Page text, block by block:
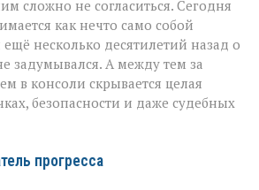
салона
сложно не согласиться. Сегодня
как нечто само собой
несколько десятилетий назад о
задумывался. А между тем за
в консоли скрывается целая
безопасности и даже судебных
прогресса